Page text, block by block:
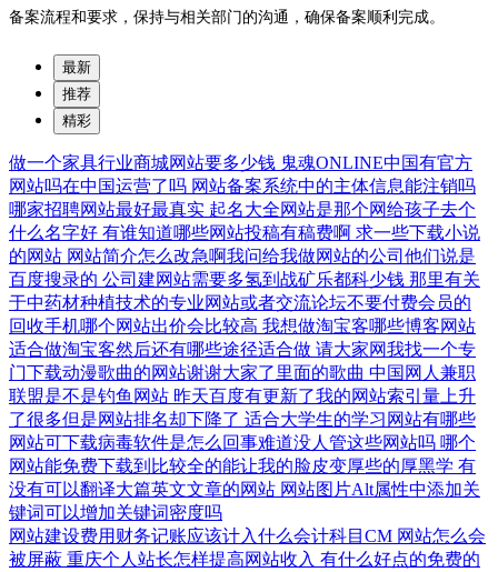
备案流程和要求，保持与相关部门的沟通，确保备案顺利完成。
最新
推荐
精彩
做一个家具行业商城网站要多少钱 鬼魂ONLINE中国有官方
网站吗在中国运营了吗 网站备案系统中的主体信息能注销吗
哪家招聘网站最好最真实 起名大全网站是那个网给孩子去个
什么名字好 有谁知道哪些网站投稿有稿费啊 求一些下载小说
的网站 网站简介怎么改急啊我问给我做网站的公司他们说是
百度搜录的 公司建网站需要多氢到战矿乐都科少钱 那里有关
于中药材种植技术的专业网站或者交流论坛不要付费会员的
回收手机哪个网站出价会比较高 我想做淘宝客哪些博客网站
适合做淘宝客然后还有哪些途径适合做 请大家网我找一个专
门下载动漫歌曲的网站谢谢大家了里面的歌曲 中国网人兼职
联盟是不是钓鱼网站 昨天百度有更新了我的网站索引量上升
了很多但是网站排名却下降了 适合大学生的学习网站有哪些
网站可下载病毒软件是怎么回事难道没人管这些网站吗 哪个
网站能免费下载到比较全的能让我的脸皮变厚些的厚黑学 有
没有可以翻译大篇英文文章的网站 网站图片Alt属性中添加关
键词可以增加关键词密度吗
网站建设费用财务记账应该计入什么会计科目CM 网站怎么会
被屏蔽 重庆个人站长怎样提高网站收入 有什么好点的免费的